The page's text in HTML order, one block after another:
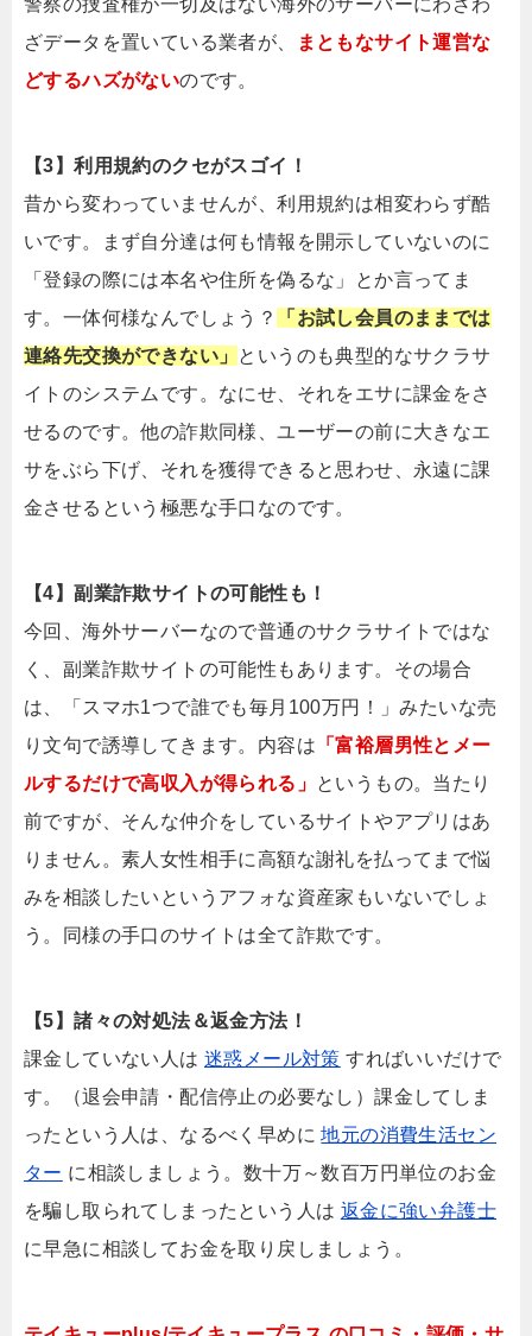
警察の捜査権が一切及ばない海外のサーバーにわざわ
ざデータを置いている業者が、
まともなサイト運営な
どするハズがないのです。
【3】利用規約のクセがスゴイ！
昔から変わっていませんが、利用規約は相変わらず酷
いです。まず自分達は何も情報を開示していないのに
「登録の際には本名や住所を偽るな」とか言ってま
す。一体何様なんでしょう？
「お試し会員のままでは
連絡先交換ができない」 というのも典型的なサクラサ
イトのシステムです。なにせ、それをエサに課金をさ
せるのです。他の詐欺同様、ユーザーの前に大きなエ
サをぶら下げ、それを獲得できると思わせ、永遠に課
金させるという極悪な手口なのです。
【4】副業詐欺サイトの可能性も！
今回、海外サーバーなので普通のサクラサイトではな
く、副業詐欺サイトの可能性もあります。その場合
は、「スマホ1つで誰でも毎月100万円！」みたいな売
り文句で誘導してきます。内容は 「富裕層男性とメー
ルするだけで高収入が得られる」 というもの。当たり
前ですが、そんな仲介をしているサイトやアプリはあ
りません。素人女性相手に高額な謝礼を払ってまで悩
みを相談したいというアフォな資産家もいないでしょ
う。同様の手口のサイトは全て詐欺です。
【5】諸々の対処法＆返金方法！
課金していない人は 迷惑メール対策 すればいいだけで
す。（退会申請・配信停止の必要なし）課金してしま
ったという人は、なるべく早めに地元の消費生活セン
ター に相談しましょう。数十万～数百万円単位のお金
を騙し取られてしまったという人は 返金に強い弁護士
に早急に相談してお金を取り戻しましょう。